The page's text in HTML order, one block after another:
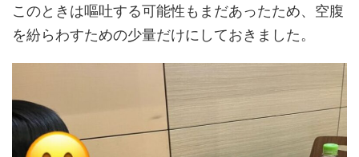
このときは嘔吐する可能性もまだあったため、空腹
を紛らわすための少量だけにしておきました。